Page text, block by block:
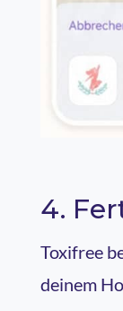
4.
Toxifree
deinem